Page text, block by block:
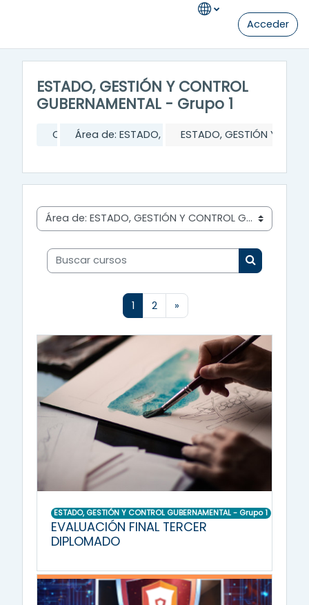
Acceder
ESTADO, GESTIÓN Y CONTROL
GUBERNAMENTAL - Grupo 1
CursosÁrea de: ESTADO, GESTIÓN Y CONTROL
ESTADO, GESTIÓN Y
Categorías
Buscar cursos
Buscar
1 (actual)
2 »
ESTADO, GESTIÓN Y CONTROL GUBERNAMENTAL - Grupo 1
EVALUACIÓN FINAL TERCER
DIPLOMADO